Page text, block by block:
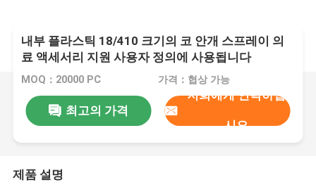
내부 플라스틱 18/410 크기의 코 안개 스프레이 의
료 액세서리 지원 사용자 정의에 사용됩니다
MOQ：20000 PC 가격：협상 가능
최고의 가격
저희에게 연락하십
시오
제품 설명